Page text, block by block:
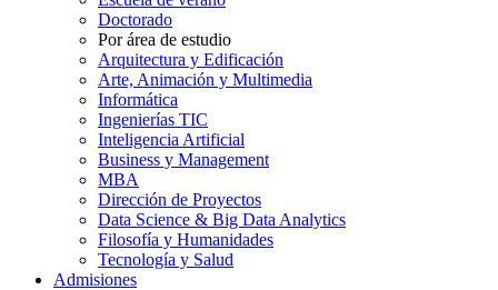
Doctorado
Por área de estudio
Arquitectura y Edificación
Arte, Animación y Multimedia
Informática
Ingenierías TIC
Inteligencia Artificial
Business y Management
MBA
Dirección de Proyectos
Data Science & Big Data Analytics
Filosofía y Humanidades
Tecnología y Salud
Admisiones